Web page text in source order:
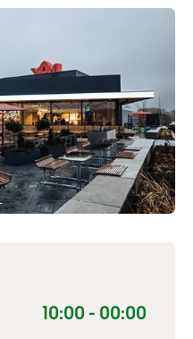
10:00 - 00:00